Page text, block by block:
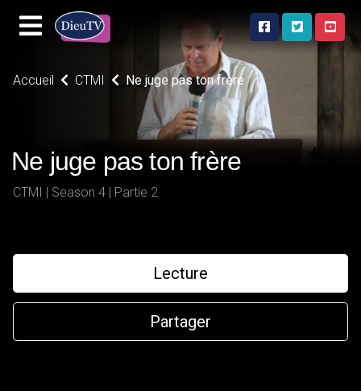
Accueil CTMI Ne juge pas ton frère
Ne juge pas ton frère
CTMI | Season 4 | Partie 2
Lecture
Partager